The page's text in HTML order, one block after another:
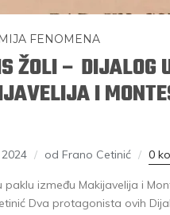
FENOMENA
ŽOLI – DIJALOG
I
od Frano Cetinić 0
paklu između Makijavelija i
Dva protagonista ovih